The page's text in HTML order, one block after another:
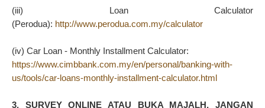
(iii) Loan Calculator
(Perodua): http://www.perodua.com.my/calculator
(iv) Car Loan - Monthly Installment Calculator:
https://www.cimbbank.com.my/en/personal/banking-with-
us/tools/car-loans-monthly-installment-calculator.html
3. SURVEY ONLINE ATAU BUKA MAJALH, JANGAN